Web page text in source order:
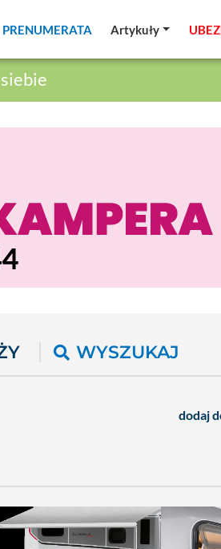
PRENUMERATA Artykuły
WYSZUKAJ
dodaj
PRENUMERATA Artykuły